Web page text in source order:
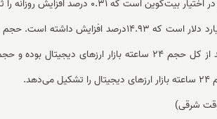
حجم کل بازار ارزهای دیجیتال در 24 ساعت گذشته 66.84 میلیارد دلار است که
غیر متمرکز در حال حاضر 4.07 میلیارد دلار است که 6.09 درصد از کل حجم 24 ساعته بازار